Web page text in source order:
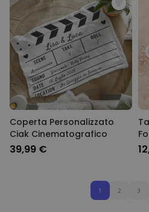
Coperta Personalizzato
Ciak Cinematografico
39,99 €
1 2 3